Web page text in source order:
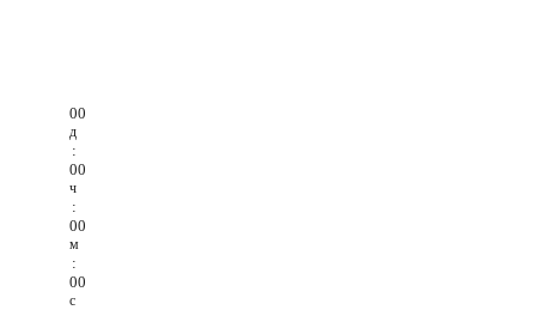
00
д
:
00
ч
:
00
м
:
00
с